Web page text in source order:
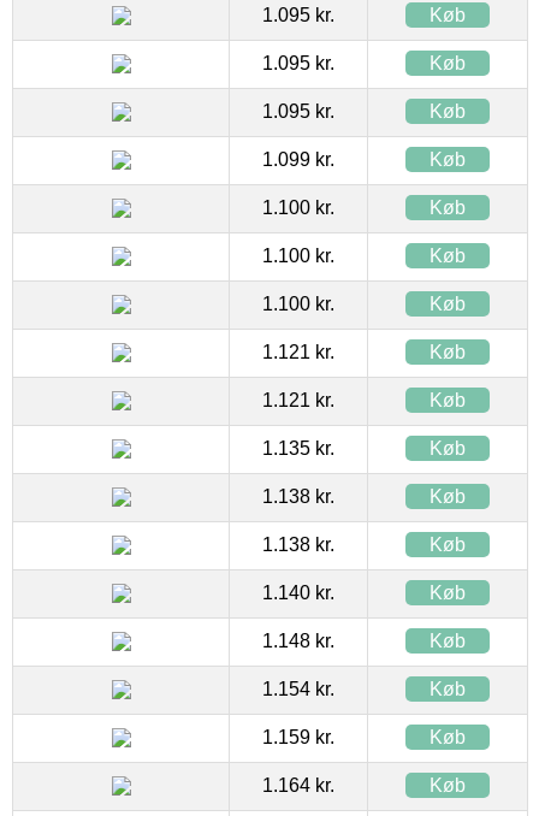
1.095 kr. Køb
1.095 kr. Køb
1.095 kr. Køb
1.099 kr. Køb
1.100 kr. Køb
1.100 kr. Køb
1.100 kr. Køb
1.121 kr. Køb
1.121 kr. Køb
1.135 kr. Køb
1.138 kr. Køb
1.138 kr. Køb
1.140 kr. Køb
1.148 kr. Køb
1.154 kr. Køb
1.159 kr. Køb
1.164 kr. Køb